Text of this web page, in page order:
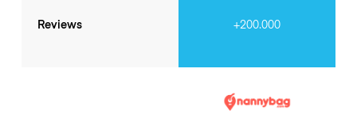
Reviews +200.000